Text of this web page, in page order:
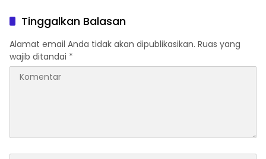
Takalar Menyalakan
Lentera Pengabdian
Melalui Malam Apresiasi
dan Inovasi Award 2026
Berprestasi
Tinggalkan Balasan
Alamat email Anda tidak akan dipublikasikan. Ruas yang
wajib ditandai *